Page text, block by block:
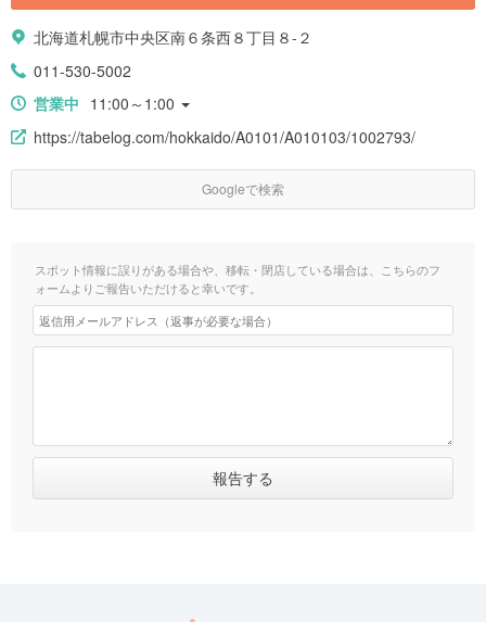
北海道札幌市中央区南６条西８丁目８-２
011-530-5002
営業中 11:00～1:00
https://tabelog.com/hokkaido/A0101/A010103/1002793/
Googleで検索
スポット情報に誤りがある場合や、移転・閉店している場合は、こちらのフ
ォームよりご報告いただけると幸いです。